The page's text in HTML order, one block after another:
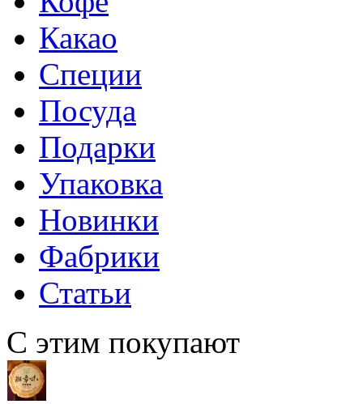
Какао
Специи
Посуда
Подарки
Упаковка
Новинки
Фабрики
Статьи
С этим покупают